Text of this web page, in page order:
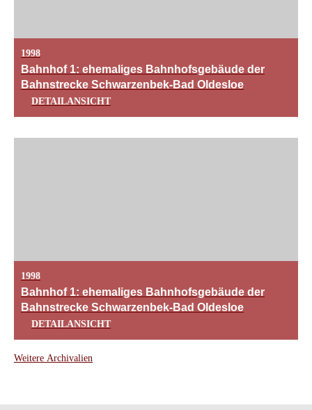
1998
Bahnhof 1: ehemaliges Bahnhofsgebäude der
Bahnstrecke Schwarzenbek-Bad Oldesloe
DETAILANSICHT
1998
Bahnhof 1: ehemaliges Bahnhofsgebäude der
Bahnstrecke Schwarzenbek-Bad Oldesloe
DETAILANSICHT
Weitere Archivalien